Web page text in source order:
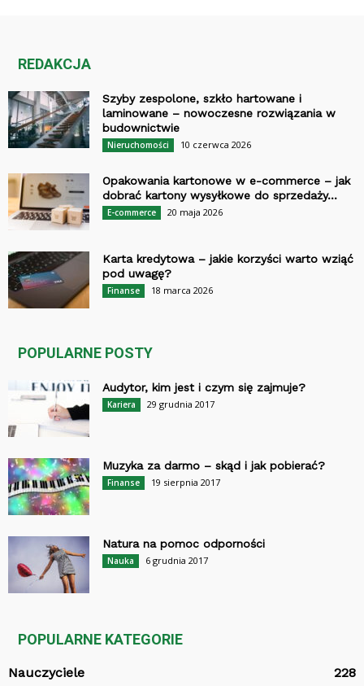
REDAKCJA
Szyby zespolone, szkło hartowane i
laminowane – nowoczesne rozwiązania w
budownictwie
Nieruchomości 10 czerwca 2026
Opakowania kartonowe w e-commerce – jak
dobrać kartony wysyłkowe do sprzedaży...
E-commerce 20 maja 2026
Karta kredytowa – jakie korzyści warto wziąć
pod uwagę?
Finanse 18 marca 2026
POPULARNE POSTY
Audytor, kim jest i czym się zajmuje?
Kariera 29 grudnia 2017
Muzyka za darmo – skąd i jak pobierać?
Finanse 19 sierpnia 2017
Natura na pomoc odporności
Nauka 6 grudnia 2017
POPULARNE KATEGORIE
Nauczyciele
228